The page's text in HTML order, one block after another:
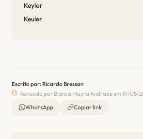
Keylor
Keuler
Escrito por: Ricardo Bressan
Revisado por Bianca Mayra Andrade em 19/05/
WhatsApp
Copiar link